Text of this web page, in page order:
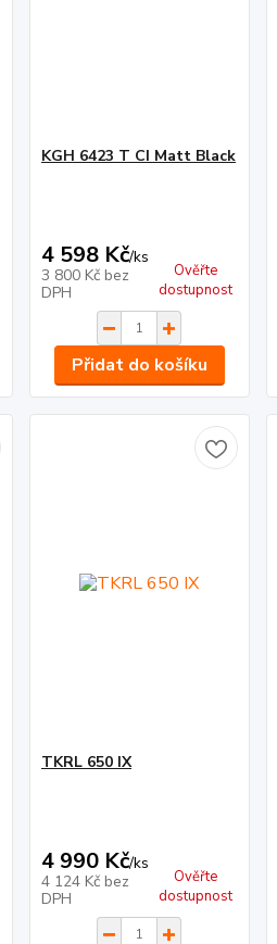
KGH 6423 T CI Matt Black
4 598 Kč/ks
3 800 Kč bez
DPH
Ověřte
dostupnost
Přidat do košíku
TKRL 650 IX
4 990 Kč/ks
4 124 Kč bez
DPH
Ověřte
dostupnost